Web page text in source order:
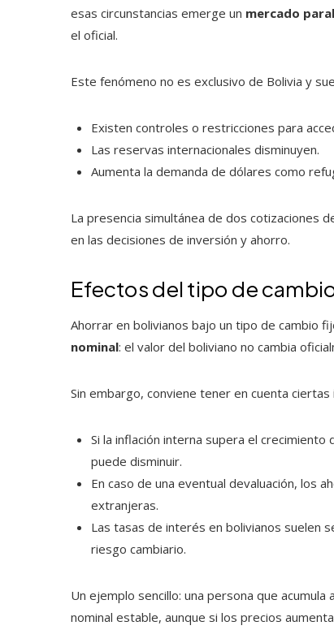
esas circunstancias emerge un mercado
el oficial.
Este fenómeno no es exclusivo de Bolivia y
Existen controles o restricciones para
Las reservas internacionales disminuyen.
Aumenta la demanda de dólares como
La presencia simultánea de dos cotizaciones
en las decisiones de inversión y ahorro.
Efectos del tipo de
Ahorrar en bolivianos bajo un tipo de cambio
nominal: el valor del boliviano no cambia
Sin embargo, conviene tener en cuenta ciertas
Si la inflación interna supera el
puede disminuir.
En caso de una eventual devaluación, los
extranjeras.
Las tasas de interés en bolivianos suelen
riesgo cambiario.
Un ejemplo sencillo: una persona que
nominal estable, aunque si los precios